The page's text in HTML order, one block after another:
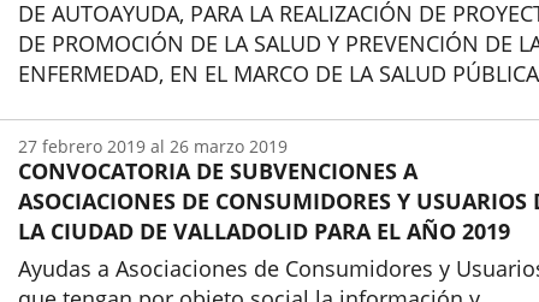
DE AUTOAYUDA, PARA LA REALIZACIÓN DE
DE PROMOCIÓN DE LA SALUD Y PREVENCIÓN DE
ENFERMEDAD, EN EL MARCO DE LA SALUD
Inicio
CONVOCATORIA DE SUBVENCIONES A
ASOCIACIONES DE CONSUMIDORES Y USUARIOS
LA CIUDAD DE VALLADOLID PARA EL AÑO 2019
Ayudas a Asociaciones de Consumidores y
27 febrero 2019 al 26 marzo 2019